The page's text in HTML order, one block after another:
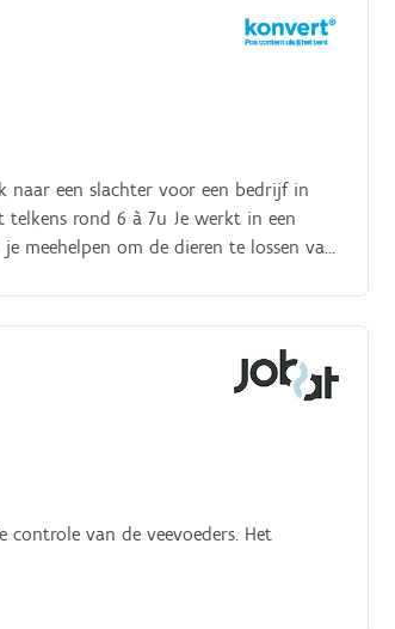
naar een slachter voor een bedrijf in
telkens rond 6 à 7u Je werkt in een
meehelpen om de dieren te lossen van
controle van de veevoeders. Het